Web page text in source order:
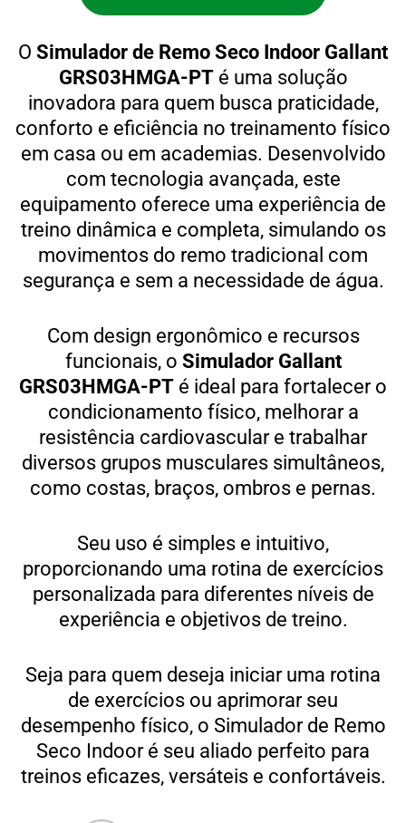
O Simulador de Remo Seco Indoor Gallant
GRS03HMGA-PTé uma solução
inovadora para quem busca praticidade,
conforto e eficiência no treinamento físico
em casa ou em academias. Desenvolvido
com tecnologia avançada, este
equipamento oferece uma experiência de
treino dinâmica e completa, simulando os
movimentos do remo tradicional com
segurança e sem a necessidade de água.
Com design ergonômico e recursos
funcionais, o Simulador Gallant
GRS03HMGA-PT é ideal para fortalecer o
condicionamento físico, melhorar a
resistência cardiovascular e trabalhar
diversos grupos musculares simultâneos,
como costas, braços, ombros e pernas.
Seu uso é simples e intuitivo,
proporcionando uma rotina de exercícios
personalizada para diferentes níveis de
experiência e objetivos de treino.
Seja para quem deseja iniciar uma rotina
de exercícios ou aprimorar seu
desempenho físico, o Simulador de Remo
Seco Indoor é seu aliado perfeito para
treinos eficazes, versáteis e confortáveis.